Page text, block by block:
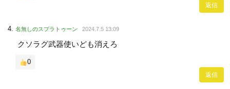
返信
名無しのスプラトゥーン 2024.7.5 13:09
クソラグ武器使いども消えろ
0
返信